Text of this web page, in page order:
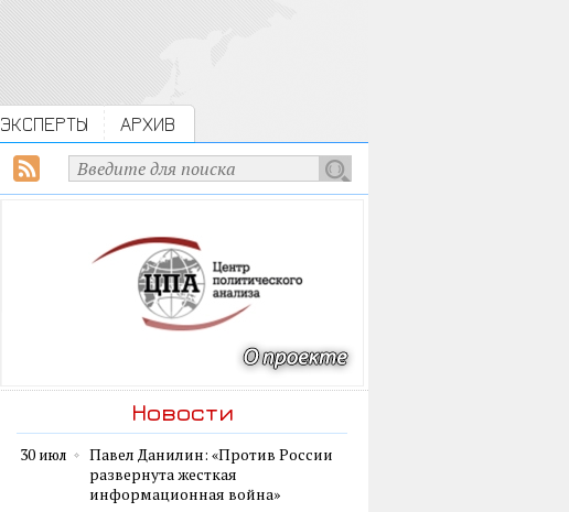
ЭКСПЕРТЫ АРХИВ
Новости
30 июл
Павел Данилин: «Против России
развернута жесткая
информационная война»